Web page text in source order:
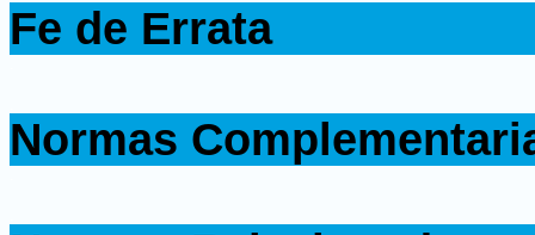
Fe de Errata
Normas